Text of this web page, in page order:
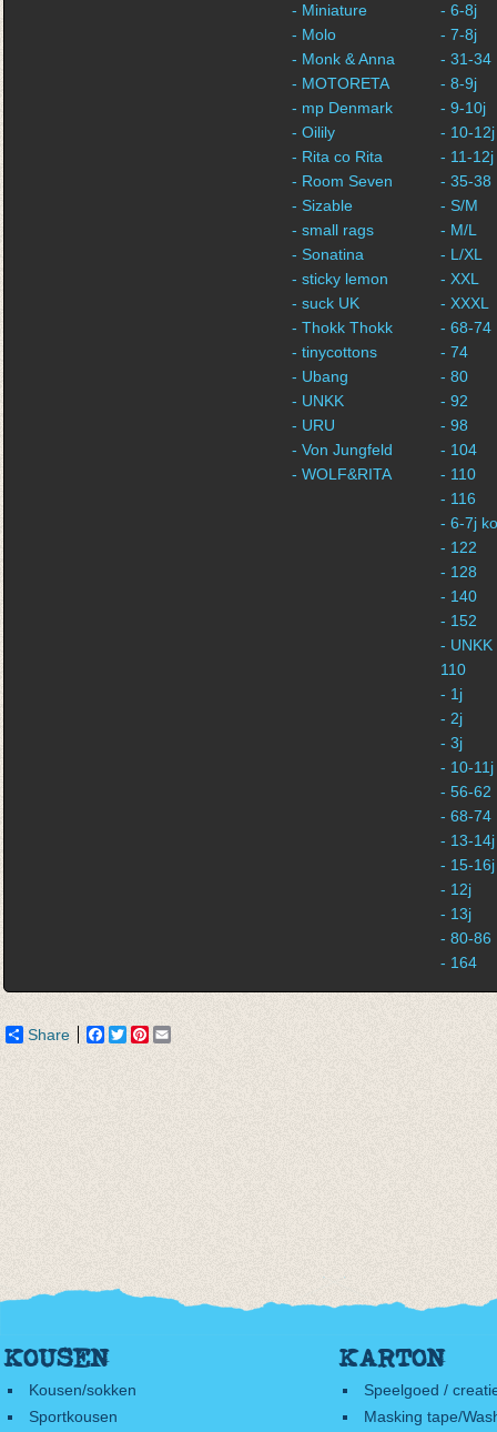
- Miniature
- Molo
- Monk & Anna
- MOTORETA
- mp Denmark
- Oilily
- Rita co Rita
- Room Seven
- Sizable
- small rags
- Sonatina
- sticky lemon
- suck UK
- Thokk Thokk
- tinycottons
- Ubang
- UNKK
- URU
- Von Jungfeld
- WOLF&RITA
- 6-8j
- 7-8j
- 31-34
- 8-9j
- 9-10j
- 10-12j
- 11-12j
- 35-38
- S/M
- M/L
- L/XL
- XXL
- XXXL
- 68-74
- 74
- 80
- 92
- 98
- 104
- 110
- 116
- 6-7j
- 122
- 128
- 140
- 152
-
110
- 1j
- 2j
- 3j
- 10-11j
- 56-62
- 68-74
- 13-14j
- 15-16j
- 12j
- 13j
- 80-86
- 164
Share Facebook
TwitterPinterest
KOUSEN
Kousen/sokken
Sportkousen
KARTON
Speelgoed /
Masking tape/